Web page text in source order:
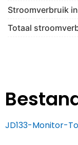
Stroomverbruik
Totaal
JD133-Monitor-